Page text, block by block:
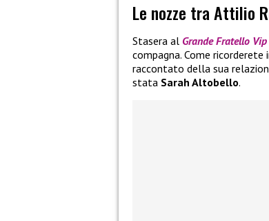
Le nozze tra Attilio
Stasera al Grande Fratello
compagna. Come
raccontato della sua
stata Sarah Altobello.